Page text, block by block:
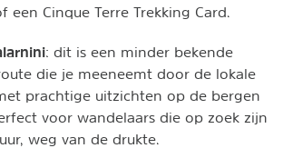
een Cinque Terre Trekking Card.
: dit is een minder bekende
die je meeneemt door de lokale
prachtige uitzichten op de bergen
voor wandelaars die op zoek zijn
weg van de drukte.